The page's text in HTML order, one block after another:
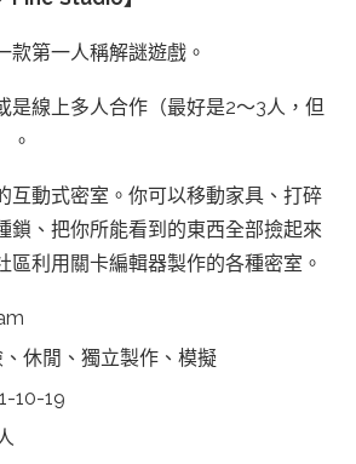
款第一人稱解謎遊戲。
是線上多人合作（最好是2～3人，但
。
互動式密室。你可以移動家具、打碎
鎖、把你所能看到的東西全部撿起來
區利用關卡編輯器製作的各種密室。
休閒、獨立製作、模擬
10-19